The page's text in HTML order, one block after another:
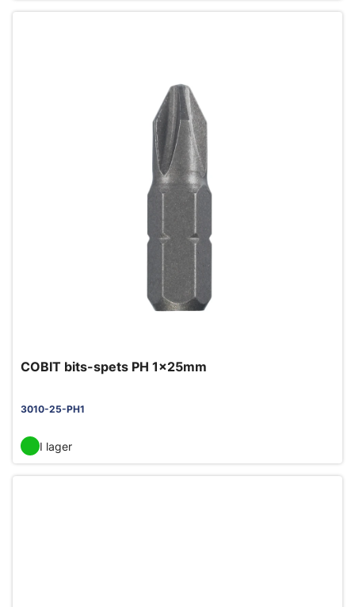
COBIT bits-spets PH 1x25mm
3010-25-PH1
I lager